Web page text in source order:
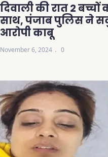
दिवाली की रात 2
साथ, पंजाब पुलिस ने
आरोपी काबू
November 6, 2024 0